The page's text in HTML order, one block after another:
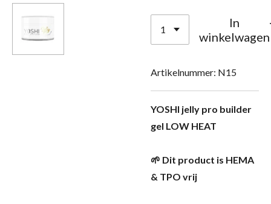
In
winkelwagen
Artikelnummer: N15
YOSHI jelly pro builder
gel LOW HEAT
🌱 Dit product is HEMA
& TPO vrij